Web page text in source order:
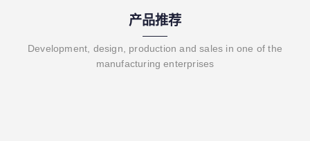
产品推荐
Development, design, production and sales in one of the
manufacturing enterprises